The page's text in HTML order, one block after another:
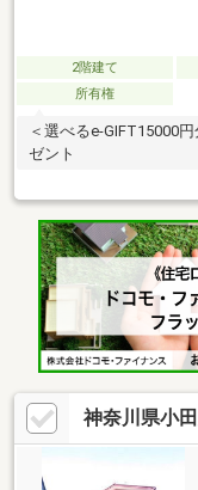
2階建て
所有権
＜選べるe-GIFT15000
ゼント
神奈川県小